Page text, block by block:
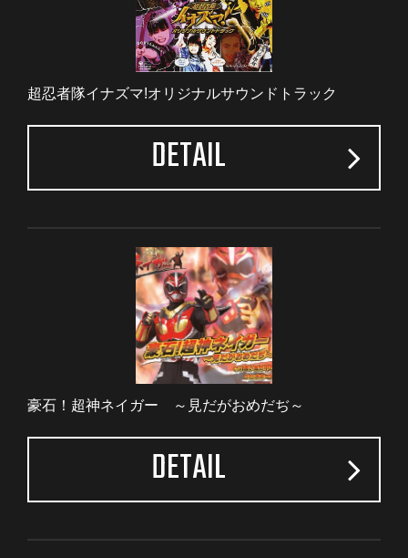
超忍者隊イナズマ!オリジナルサウンドトラック
DETAIL
豪石！超神ネイガー ～見だがおめだぢ～
DETAIL